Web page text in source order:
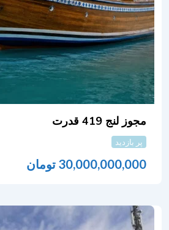
مجوز لنج 419 قدرت
پر بازدید
30,000,000,000 تومان